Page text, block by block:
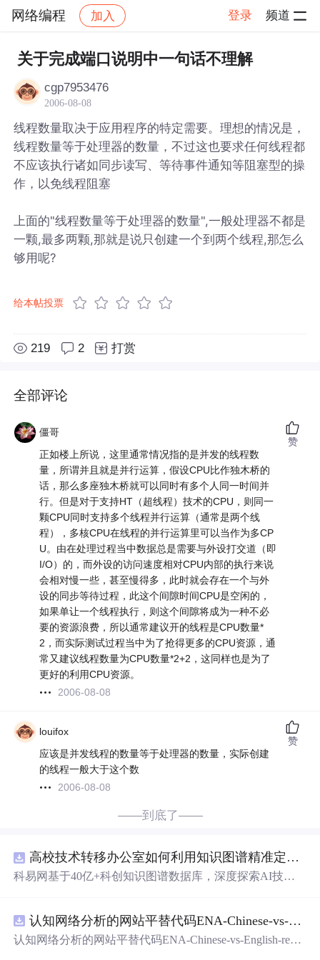
网络编程 加入 登录 频道
社区 网络编程 帖子详情
关于完成端口说明中一句话不理解
cgp7953476
2006-08-08
线程数量取决于应用程序的特定需要。理想的情况是，
线程数量等于处理器的数量，不过这也要求任何线程都
不应该执行诸如同步读写、等待事件通知等阻塞型的操
作，以免线程阻塞
上面的"线程数量等于处理器的数量",一般处理器不都是
一颗,最多两颗,那就是说只创建一个到两个线程,那怎么
够用呢?
给本帖投票
219 2 打赏
全部评论
僵哥
正如楼上所说，这里通常情况指的是并发的线程数
量，所谓并且就是并行运算，假设CPU比作独木桥的
话，那么多座独木桥就可以同时有多个人同一时间并
行。但是对于支持HT（超线程）技术的CPU，则同一
颗CPU同时支持多个线程并行运算（通常是两个线
程），多核CPU在线程的并行运算里可以当作为多CP
U。由在处理过程当中数据总是需要与外设打交道（即
I/O）的，而外设的访问速度相对CPU内部的执行来说
会相对慢一些，甚至慢得多，此时就会存在一个与外
设的同步等待过程，此这个间隙时间CPU是空闲的，
如果单让一个线程执行，则这个间隙将成为一种不必
要的资源浪费，所以通常建议开的线程是CPU数量*
2，而实际测试过程当中为了抢得更多的CPU资源，通
常又建议线程数量为CPU数量*2+2，这同样也是为了
更好的利用CPU资源。
2006-08-08
赞
louifox
应该是并发线程的数量等于处理器的数量，实际创建
的线程一般大于这个数
2006-08-08
赞
——到底了——
高校技术转移办公室如何利用知识图谱精准定位产业需求与技术适配点？.docx
科易网基于40亿+科创知识图谱数据库，深度探索AI技术
新领域的AI+数智化解决方案，推动科技创新与产业创新
智能化发展。
认知网络分析的网站平替代码ENA-Chinese-vs-English-reproducible.zip
认知网络分析的网站平替代码ENA-Chinese-vs-English-repro